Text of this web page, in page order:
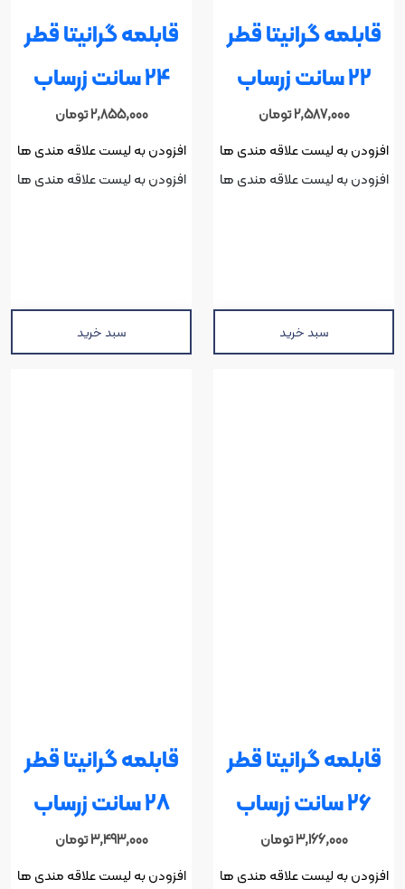
قابلمه گرانیتا قطر
22 سانت زرساب
2,587,000تومان
سبد خرید
افزودن به لیست علاقه مندی ها
افزودن به لیست علاقه مندی ها
قابلمه گرانیتا قطر
24 سانت زرساب
2,855,000تومان
سبد خرید
افزودن به لیست علاقه مندی ها
افزودن به لیست علاقه مندی ها
قابلمه گرانیتا قطر
26 سانت زرساب
3,166,000تومان
افزودن به لیست علاقه مندی ها
قابلمه گرانیتا قطر
28 سانت زرساب
3,493,000تومان
افزودن به لیست علاقه مندی ها